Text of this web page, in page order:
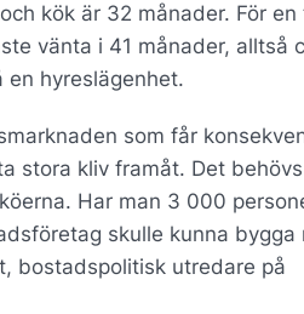
kök är 32 månader. För
vänta i 41 månader, alltså
hyreslägenhet.
som får
stora kliv framåt. Det
Har man 3 000
skulle kunna bygga
bostadspolitisk utredare på